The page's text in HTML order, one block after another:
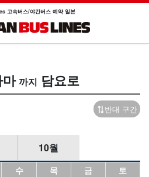
고속버스/야간버스 예약 일본
담요로
반대 구간
10월
수 목 금
토